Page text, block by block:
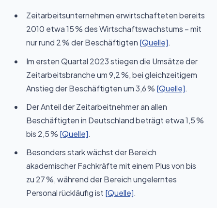
Zeitarbeitsunternehmen erwirtschafteten bereits
2010 etwa 15 % des Wirtschaftswachstums – mit
nur rund 2 % der Beschäftigten [Quelle].
Im ersten Quartal 2023 stiegen die Umsätze der
Zeitarbeitsbranche um 9,2 %, bei gleichzeitigem
Anstieg der Beschäftigten um 3,6 % [Quelle].
Der Anteil der Zeitarbeitnehmer an allen
Beschäftigten in Deutschland beträgt etwa 1,5 %
bis 2,5 % [Quelle].
Besonders stark wächst der Bereich
akademischer Fachkräfte mit einem Plus von bis
zu 27 %, während der Bereich ungelerntes
Personal rückläufig ist [Quelle].